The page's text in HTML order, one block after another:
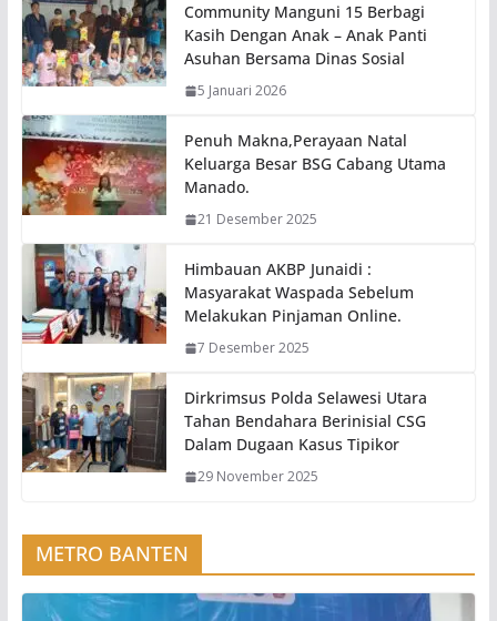
Community Manguni 15 Berbagi
Kasih Dengan Anak – Anak Panti
Asuhan Bersama Dinas Sosial
5 Januari 2026
Penuh Makna,Perayaan Natal
Keluarga Besar BSG Cabang Utama
Manado.
21 Desember 2025
Himbauan AKBP Junaidi :
Masyarakat Waspada Sebelum
Melakukan Pinjaman Online.
7 Desember 2025
Dirkrimsus Polda Selawesi Utara
Tahan Bendahara Berinisial CSG
Dalam Dugaan Kasus Tipikor
29 November 2025
METRO BANTEN